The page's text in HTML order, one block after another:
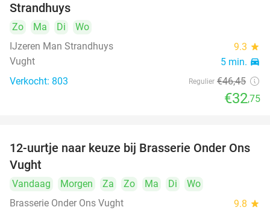
Strandhuys
Zo Ma Di
Wo
IJzeren Man Strandhuys
9.3 star
Vught 5 min. directions_car
Verkocht: 803 Regulier €46,45
€32,75
31%
12-uurtje naar keuze bij Brasserie Onder Ons
Vught
Vandaag Morgen Za Zo Ma Di
Wo
Brasserie Onder Ons Vught
9.8 star